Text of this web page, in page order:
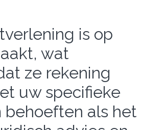
is op
wat
ze rekening
uw specifieke
behoeften als het